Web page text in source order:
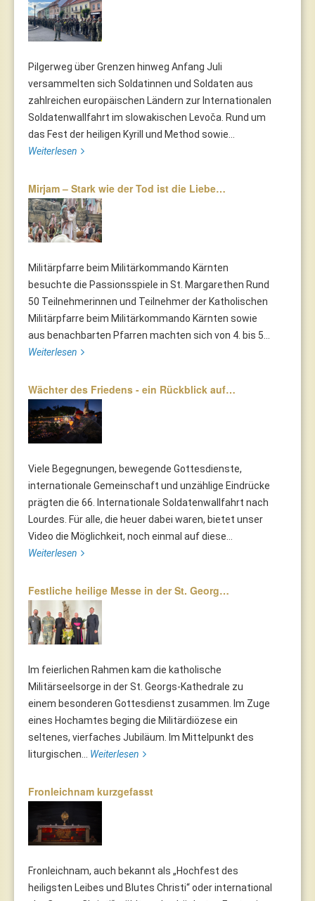
Pilgerweg über Grenzen hinweg Anfang Juli
versammelten sich Soldatinnen und Soldaten aus
zahlreichen europäischen Ländern zur Internationalen
Soldatenwallfahrt im slowakischen Levoča. Rund um
das Fest der heiligen Kyrill und Method sowie...
Weiterlesen
Mirjam – Stark wie der Tod ist die Liebe…
Militärpfarre beim Militärkommando Kärnten
besuchte die Passionsspiele in St. Margarethen Rund
50 Teilnehmerinnen und Teilnehmer der Katholischen
Militärpfarre beim Militärkommando Kärnten sowie
aus benachbarten Pfarren machten sich von 4. bis 5...
Weiterlesen
Wächter des Friedens - ein Rückblick auf…
Viele Begegnungen, bewegende Gottesdienste,
internationale Gemeinschaft und unzählige Eindrücke
prägten die 66. Internationale Soldatenwallfahrt nach
Lourdes. Für alle, die heuer dabei waren, bietet unser
Video die Möglichkeit, noch einmal auf diese...
Weiterlesen
Festliche heilige Messe in der St. Georg…
Im feierlichen Rahmen kam die katholische
Militärseelsorge in der St. Georgs-Kathedrale zu
einem besonderen Gottesdienst zusammen. Im Zuge
eines Hochamtes beging die Militärdiözese ein
seltenes, vierfaches Jubiläum. Im Mittelpunkt des
liturgischen... Weiterlesen
Fronleichnam kurzgefasst
Fronleichnam, auch bekannt als „Hochfest des
heiligsten Leibes und Blutes Christi“ oder international